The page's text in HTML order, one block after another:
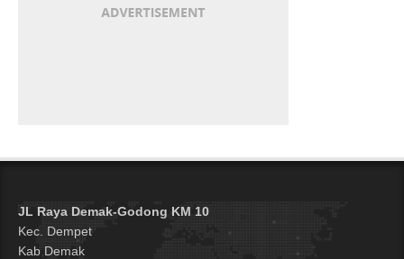
JL Raya Demak-Godong KM 10
Kec. Dempet
Kab Demak